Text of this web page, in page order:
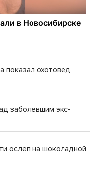
показал охотовед
заболевшим экс-
ослеп на шоколадной